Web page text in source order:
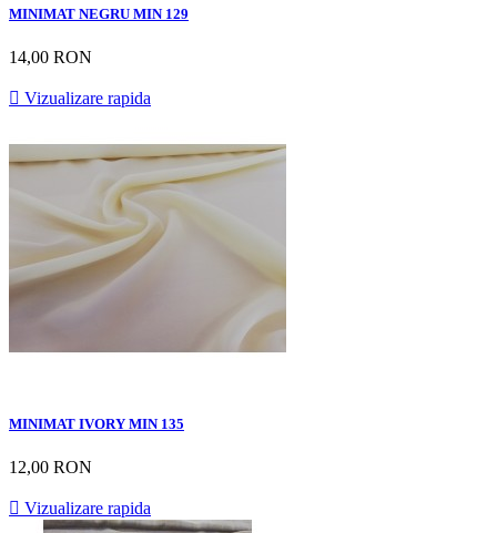
MINIMAT NEGRU MIN 129
14,00 RON
 Vizualizare rapida
MINIMAT IVORY MIN 135
12,00 RON
 Vizualizare rapida